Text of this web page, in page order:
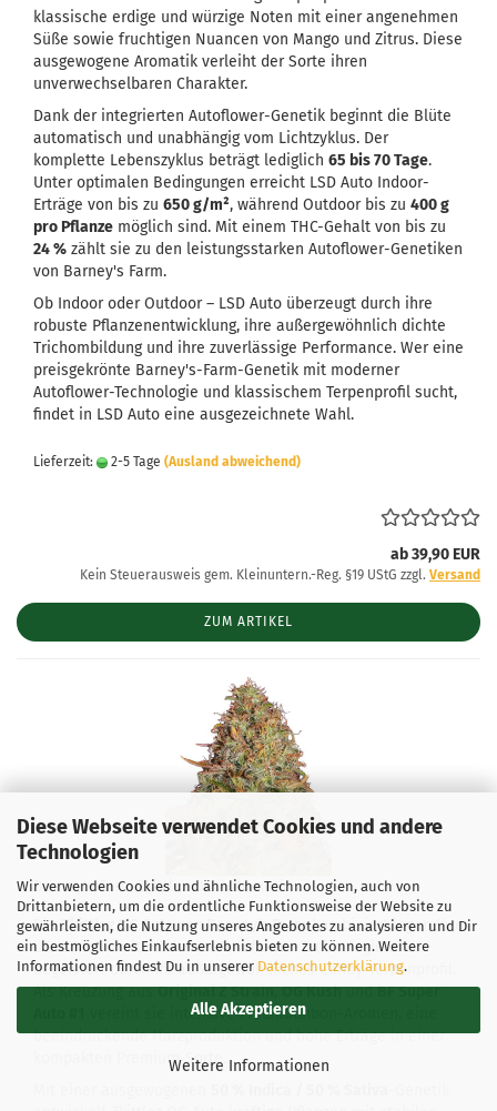
Diese Webseite verwendet Cookies und andere
Technologien
Wir verwenden Cookies und ähnliche Technologien, auch von
Drittanbietern, um die ordentliche Funktionsweise der Website zu
gewährleisten, die Nutzung unseres Angebotes zu analysieren und Dir
ein bestmögliches Einkaufserlebnis bieten zu können. Weitere
Informationen findest Du in unserer Datenschutzerklärung.
Alle Akzeptieren
Weitere Informationen
klassische erdige und würzige Noten mit einer angenehmen
Süße sowie fruchtigen Nuancen von Mango und Zitrus. Diese
ausgewogene Aromatik verleiht der Sorte ihren
unverwechselbaren Charakter.
Dank der integrierten Autoflower-Genetik beginnt die Blüte
automatisch und unabhängig vom Lichtzyklus. Der
komplette Lebenszyklus beträgt lediglich 65 bis 70 Tage.
Unter optimalen Bedingungen erreicht LSD Auto Indoor-
Erträge von bis zu 650 g/m², während Outdoor bis zu 400 g
pro Pflanze möglich sind. Mit einem THC-Gehalt von bis zu
24 % zählt sie zu den leistungsstarken Autoflower-Genetiken
von Barney's Farm.
Ob Indoor oder Outdoor – LSD Auto überzeugt durch ihre
robuste Pflanzenentwicklung, ihre außergewöhnlich dichte
Trichombildung und ihre zuverlässige Performance. Wer eine
preisgekrönte Barney's-Farm-Genetik mit moderner
Autoflower-Technologie und klassischem Terpenprofil sucht,
findet in LSD Auto eine ausgezeichnete Wahl.
Lieferzeit: 2-5 Tage (Ausland abweichend)
ab 39,90 EUR
Kein Steuerausweis gem. Kleinuntern.-Reg. §19 UStG zzgl. Versand
ZUM ARTIKEL
Barney's Farm Zkittlez OG Automatic
DieZkittlez OG Auto von Barney's Farmkombiniert legendäre
US-Genetik mit moderner Autoflower-Technologie und
begeistert durch ihr außergewöhnliches Candy-Terpenprofil.
Als Kreuzung ausOriginal Z Strain,OG KushundBF Super
vereint sie intensive Fruchtbonbon-Aromen, eine
beeindruckende Harzproduktion und hohe Erträge in einer
kompakten Premium-Sorte.